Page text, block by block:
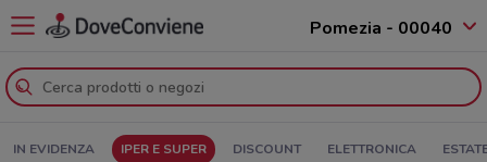
Pomezia - 00040
IN EVIDENZA IPER E SUPER DISCOUNT ELETTRONICA